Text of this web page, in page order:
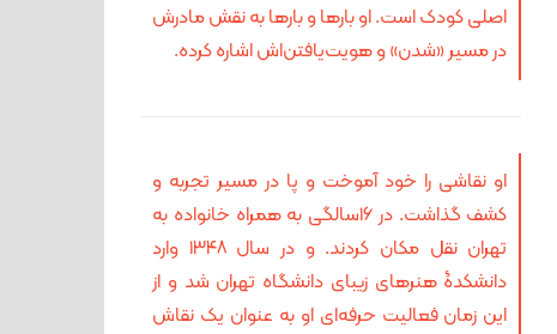
اصلی کودک است. او بارها و بارها به نقش مادرش
در مسیر «شدن» و هویت‌یافتن‌اش اشاره کرده.
او نقاشی را خود آموخت و پا در مسیر تجربه و
کشف گذاشت. در ۱۶سالگی به همراه خانواده به
تهران نقل مکان کردند. و در سال ۱۳۴۸ وارد
دانشکدۀ هنرهای زیبای دانشگاه تهران شد و از
این زمان فعالیت حرفه‌ای او به عنوان یک نقاش